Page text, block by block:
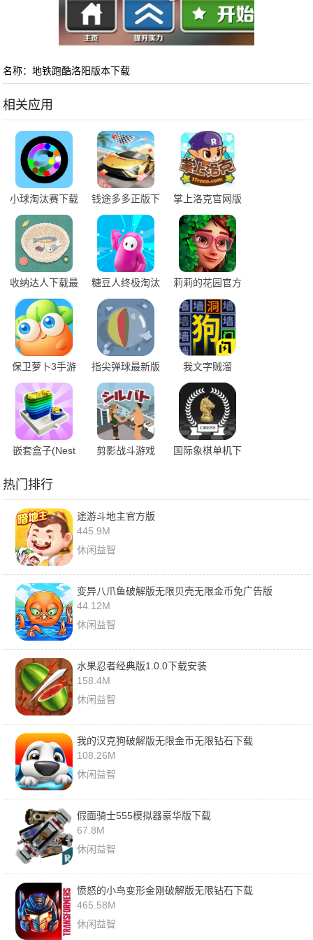
名称：地铁跑酷洛阳版本下载
相关应用
小球淘汰赛下载
安装
钱途多多正版下
载
掌上洛克官网版
下载
收纳达人下载最
新版
糖豆人终极淘汰
赛手机版下载
莉莉的花园官方
最新版
保卫萝卜3手游 指尖弹球最新版 我文字贼溜
嵌套盒子(Nest
剪影战斗游戏
国际象棋单机下
热门排行
途游斗地主官方版
445.9M
休闲益智
变异八爪鱼破解版无限贝壳无限金币免广告版
44.12M
休闲益智
水果忍者经典版1.0.0下载安装
158.4M
休闲益智
我的汉克狗破解版无限金币无限钻石下载
108.26M
休闲益智
假面骑士555模拟器豪华版下载
67.8M
休闲益智
愤怒的小鸟变形金刚破解版无限钻石下载
465.58M
休闲益智